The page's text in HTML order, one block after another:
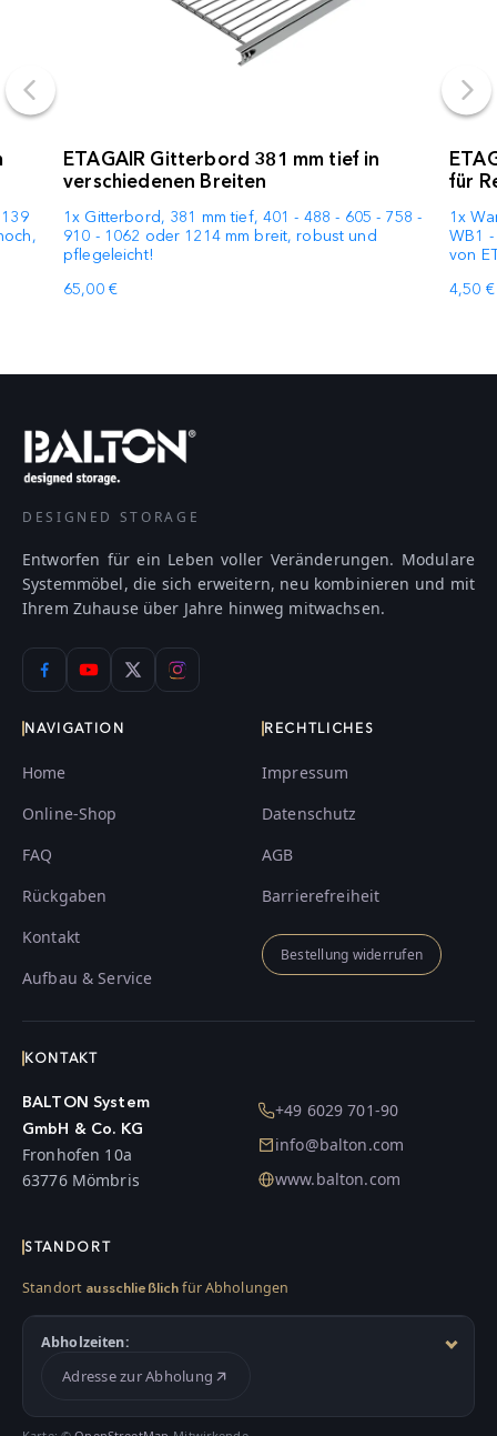
ETAGAIR Gitterbord 381 mm tief in
verschiedenen Breiten
1x Gitterbord, 381 mm tief, 401 - 488 - 605 - 758 -
910 - 1062 oder 1214 mm breit, robust und
pflegeleicht!
65,00 €
für
1x
WB1
von
4,50 €
DESIGNED STORAGE
Entworfen für ein Leben voller Veränderungen. Modulare
Systemmöbel, die sich erweitern, neu kombinieren und mit
Ihrem Zuhause über Jahre hinweg mitwachsen.
NAVIGATION
Home
Online-Shop
FAQ
Rückgaben
Kontakt
Aufbau & Service
RECHTLICHES
Impressum
Datenschutz
AGB
Barrierefreiheit
Bestellung widerrufen
KONTAKT
BALTON System
GmbH & Co. KG
Fronhofen 10a
63776 Mömbris
+49 6029 701-90
info@balton.com
www.balton.com
STANDORT
Standort ausschließlich für Abholungen
Abholzeiten:
Adresse zur Abholung